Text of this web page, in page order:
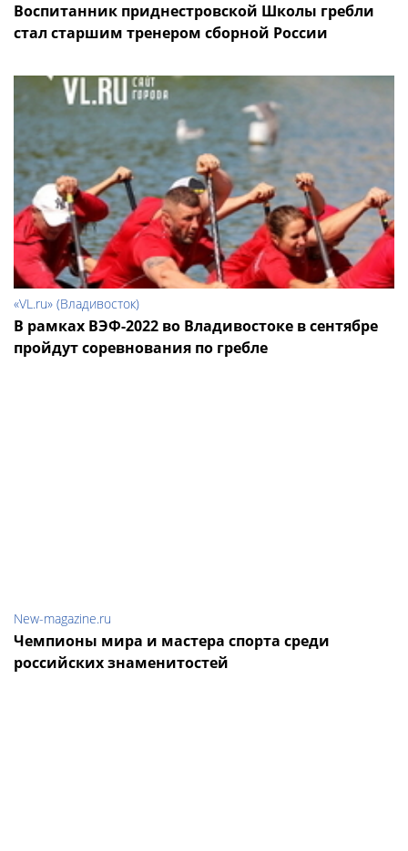
Воспитанник приднестровской Школы гребли
стал старшим тренером сборной России
«VL.ru» (Владивосток)
В рамках ВЭФ-2022 во Владивостоке в сентябре
пройдут соревнования по гребле
New-magazine.ru
Чемпионы мира и мастера спорта среди
российских знаменитостей